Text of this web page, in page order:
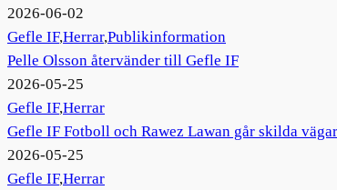
2026-06-02
Gefle IF,Herrar,Publikinformation
Pelle Olsson återvänder till Gefle IF
2026-05-25
Gefle IF,Herrar
Gefle IF Fotboll och Rawez Lawan går skilda vägar
2026-05-25
Gefle IF,Herrar